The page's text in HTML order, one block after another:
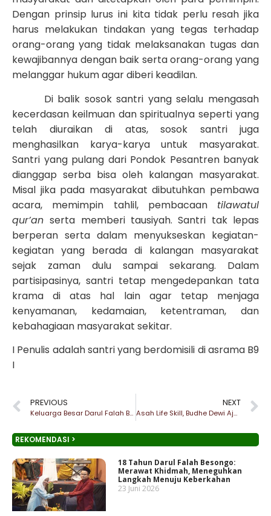
Dengan prinsip lurus ini kita tidak perlu resah jika
harus melakukan tindakan yang tegas terhadap
orang-orang yang tidak melaksanakan tugas dan
kewajibannya dengan baik serta orang-orang yang
melanggar hukum agar diberi keadilan.
Di balik sosok santri yang selalu mengasah
kecerdasan keilmuan dan spiritualnya seperti yang
telah diuraikan di atas, sosok santri juga
menghasilkan karya-karya untuk masyarakat.
Santri yang pulang dari Pondok Pesantren banyak
dianggap serba bisa oleh kalangan masyarakat.
Misal jika pada masyarakat dibutuhkan pembawa
acara, memimpin tahlil, pembacaan tilawatul
qur’an serta memberi tausiyah. Santri tak lepas
berperan serta dalam menyukseskan kegiatan-
kegiatan yang berada di kalangan masyarakat
sejak zaman dulu sampai sekarang. Dalam
partisipasinya, santri tetap mengedepankan tata
krama di atas hal lain agar tetap menjaga
kenyamanan, kedamaian, ketentraman, dan
kebahagiaan masyarakat sekitar.
I Penulis adalah santri yang berdomisili di asrama B9
I
PREVIOUS
Keluarga Besar Darul Falah Besongo Galang Dana untuk Palu dan Donggala
NEXT
Asah Life Skill, Budhe Dewi Ajarkan Santri Membuat Kue Jubika
REKOMENDASI >
18 Tahun Darul Falah Besongo:
Merawat Khidmah, Meneguhkan
Langkah Menuju Keberkahan
23 Juni 2026